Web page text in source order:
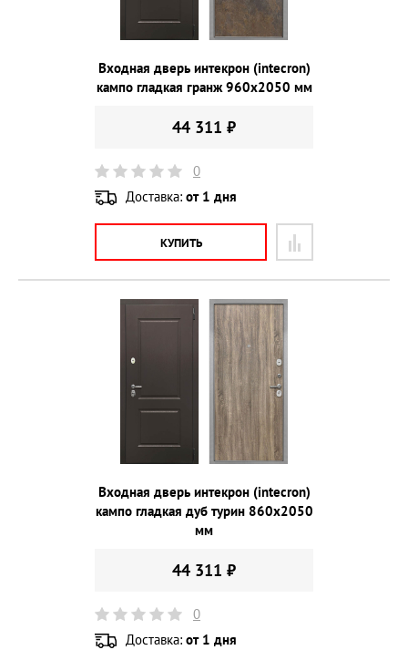
Входная дверь интекрон (intecron)
кампо гладкая гранж 960х2050 мм
44 311 ₽
0
Доставка: от 1 дня
КУПИТЬ
Входная дверь интекрон (intecron)
кампо гладкая дуб турин 860х2050
мм
44 311 ₽
0
Доставка: от 1 дня